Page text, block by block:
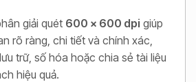
giải quét 600 x 600 dpi giúp
rõ ràng, chi tiết và chính xác,
trữ, số hóa hoặc chia sẻ tài liệu
hiệu quả.